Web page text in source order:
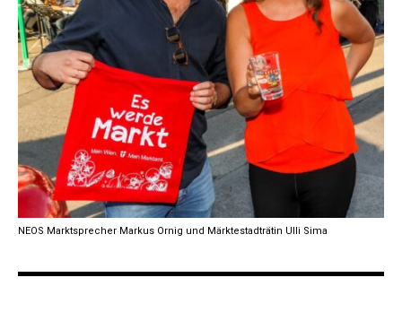
NEOS Marktsprecher Markus Ornig und Märktestadträtin Ulli Sima